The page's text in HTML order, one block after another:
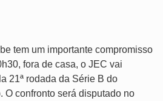
tem um importante compromisso
fora de casa, o JEC vai
21ª rodada da Série B do
O confronto será disputado no